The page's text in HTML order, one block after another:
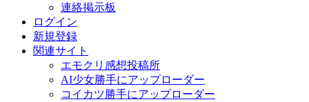
連絡掲示板
ログイン
新規登録
関連サイト
エモクリ感想投稿所
AI少女勝手にアップローダー
コイカツ勝手にアップローダー